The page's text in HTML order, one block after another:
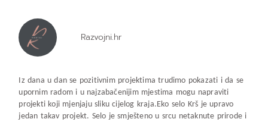
Razvojni.hr
Iz dana u dan se pozitivnim projektima trudimo pokazati i da se
upornim radom i u najzabačenijim mjestima mogu napraviti
projekti koji mjenjaju sliku cijelog kraja.Eko selo Krš je upravo
jedan takav projekt. Selo je smješteno u srcu netaknute prirode i